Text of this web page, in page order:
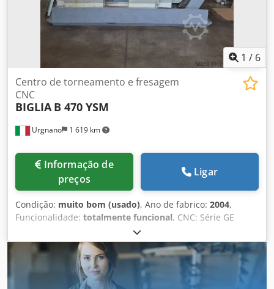
1 / 6
Urgnano 1 619 km
Centro de torneamento e fresagem
CNC
BIGLIA B 470 YSM
preços
Ligar
Condição: muito bom (usado), Ano de fabrico: 2004,
Funcionalidade: totalmente funcional, CNC: Série GE
Fanuc 18i-TB CAPACIDADE DO CABEÇOTE PRINCIPAL
Diâmetro máximo usinável de barra: 83 mm Diâmetro
máximo usinável de peça: 200 mm Comprimento máximo
usinável: 300 mm Diâmetro máximo rotativo: 200 mm
Distância entre os dois centros do cabeçote: 690 mm